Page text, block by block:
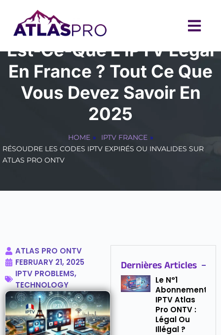
Est-Ce-Que L’IPTV Légal
En France ? Tout Ce Que
Vous Devez Savoir En
2025
HOME » IPTV FRANCE »
RÉSOUDRE LES CODES IPTV EXPIRÉS OU INVALIDES SUR
ATLAS PRO ONTV
ATLAS PRO ONTV
FEBRUARY 21, 2025
IPTV PROBLEMS,
TECHNOLOGY
Dernières Articles
Le N°1
Abonnement
IPTV Atlas
Pro ONTV :
Légal Ou
Illégal ?